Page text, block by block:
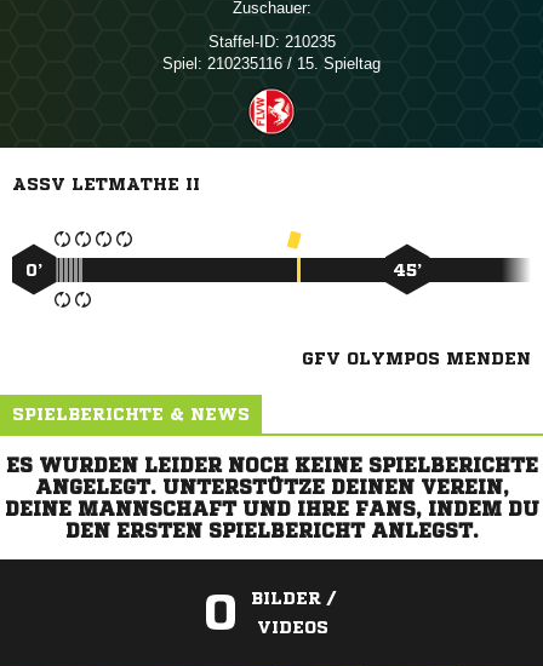
Zuschauer:
Staffel-ID: 210235
Spiel: 210235116 / 15. Spieltag
ASSV LETMATHE II
0’ 45’
GFV OLYMPOS MENDEN
SPIELBERICHTE & NEWS
ES WURDEN LEIDER NOCH KEINE SPIELBERICHTE
ANGELEGT. UNTERSTÜTZE DEINEN VEREIN,
DEINE MANNSCHAFT UND IHRE FANS, INDEM DU
DEN ERSTEN SPIELBERICHT ANLEGST.
0
BILDER /
VIDEOS